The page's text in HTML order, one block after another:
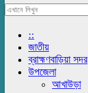
::
জাতীয়
ব্রাহ্মণবাড়িয়া সদর
উপজেলা
আখাউড়া